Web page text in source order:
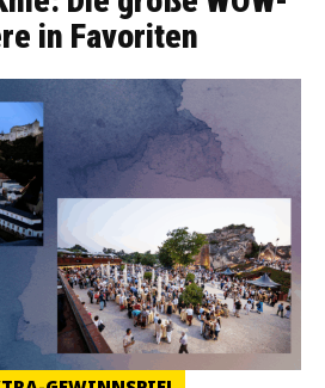
in Favoriten